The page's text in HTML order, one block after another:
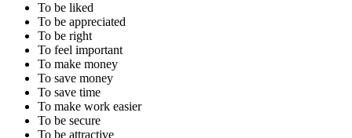
To be liked
To be appreciated
To be right
To feel important
To make money
To save money
To save time
To make work easier
To be secure
To be attractive